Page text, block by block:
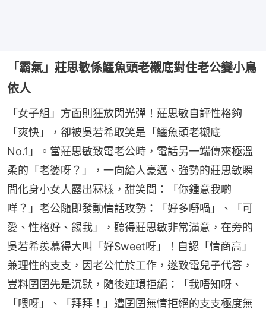
「霸氣」莊思敏係鱷魚頭老襯底對住老公變小鳥
依人
「女子組」方面則狂放閃光彈！莊思敏自評性格夠
「爽快」，卻被吳若希取笑是「鱷魚頭老襯底
No.1」。當莊思敏致電老公時，電話另一端傳來極溫
柔的「老婆呀？」，一向給人豪邁、強勢的莊思敏瞬
間化身小女人露出冧樣，甜笑問：「你鍾意我啲
咩？」老公隨即發動情話攻勢：「好多嘢喎」、「可
愛、性格好、錫我」，聽得莊思敏非常滿意，在旁的
吳若希羨慕得大叫「好Sweet呀」！自認「情商高」
兼理性的支支，因老公忙於工作，遂致電兒子代答，
豈料囝囝先是沉默，隨後連環拒絕：「我唔知呀、
「喂呀」、「拜拜！」遭囝囝無情拒絕的支支極度無